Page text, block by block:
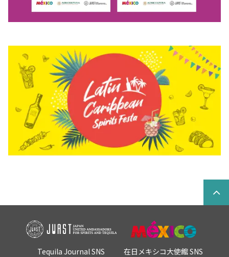
Tequila Journal SNS 在日メキシコ大使館 SNS